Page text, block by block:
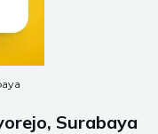
Surabaya